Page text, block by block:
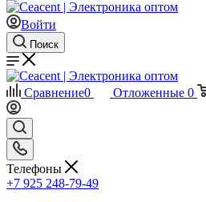
Войти
Поиск
Сравнение0 Отложенные 0
Телефоны
+7 925 248-79-49